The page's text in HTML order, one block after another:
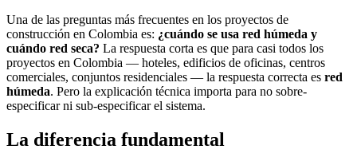
Una de las preguntas más frecuentes en los proyectos de
construcción en Colombia es: ¿cuándo se usa red húmeda y
cuándo red seca? La respuesta corta es que para casi todos los
proyectos en Colombia — hoteles, edificios de oficinas, centros
comerciales, conjuntos residenciales — la respuesta correcta es red
húmeda. Pero la explicación técnica importa para no sobre-
especificar ni sub-especificar el sistema.
La diferencia fundamental